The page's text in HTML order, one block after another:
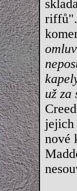
riffů".
už za
jejich
nové